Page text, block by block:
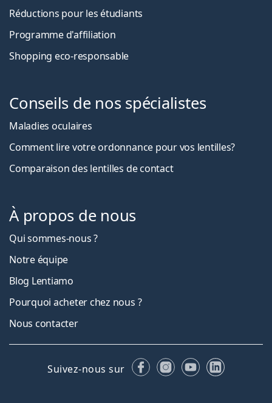
Réductions pour les étudiants
Programme d'affiliation
Shopping eco-responsable
Conseils de nos spécialistes
Maladies oculaires
Comment lire votre ordonnance pour vos lentilles?
Comparaison des lentilles de contact
À propos de nous
Qui sommes-nous ?
Notre équipe
Blog Lentiamo
Pourquoi acheter chez nous ?
Nous contacter
Suivez-nous sur FacebookInstagram
YouTubeLinkedIn